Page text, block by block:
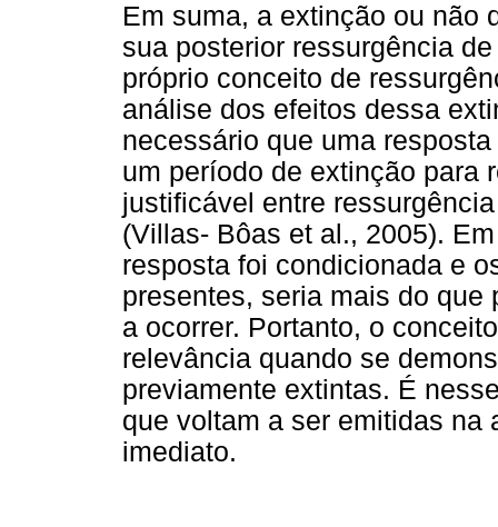
Em suma, a extinção ou não
sua posterior ressurgência
próprio conceito de
análise dos efeitos dessa
necessário que uma
um período de extinção para
justificável entre
(Villas- Bôas et al., 2005).
resposta foi condicionada e
presentes, seria mais do
a ocorrer. Portanto, o
relevância quando se
previamente extintas. É
que voltam a ser emitidas na
imediato.